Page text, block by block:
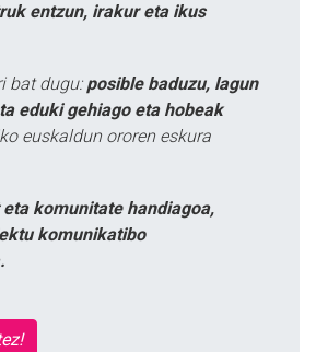
entzun, irakur eta ikus
bat dugu: posible baduzu, lagun
eduki gehiago eta hobeak
euskaldun ororen eskura
eta komunitate handiagoa,
komunikatibo